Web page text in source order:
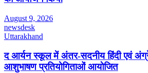
August 9, 2026
newsdesk
Uttarakhand
द आर्यन स्कूल में अंतर-सदनीय हिंदी एवं
आशुभाषण प्रतियोगिताओं आयोजित